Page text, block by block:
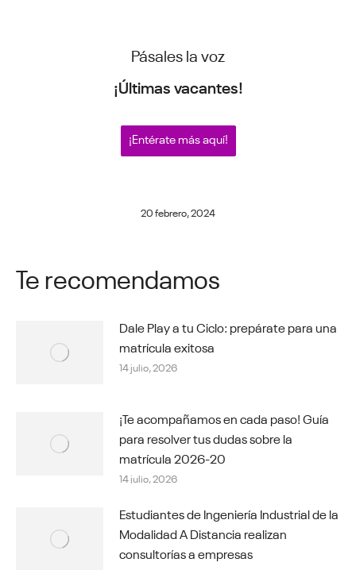
Pásales la voz
¡Últimas vacantes!
¡Entérate más aquí!
20 febrero, 2024
Te recomendamos
Dale Play a tu Ciclo: prepárate para una
matrícula exitosa
14 julio, 2026
¡Te acompañamos en cada paso! Guía
para resolver tus dudas sobre la
matrícula 2026-20
14 julio, 2026
Estudiantes de Ingeniería Industrial de la
Modalidad A Distancia realizan
consultorías a empresas